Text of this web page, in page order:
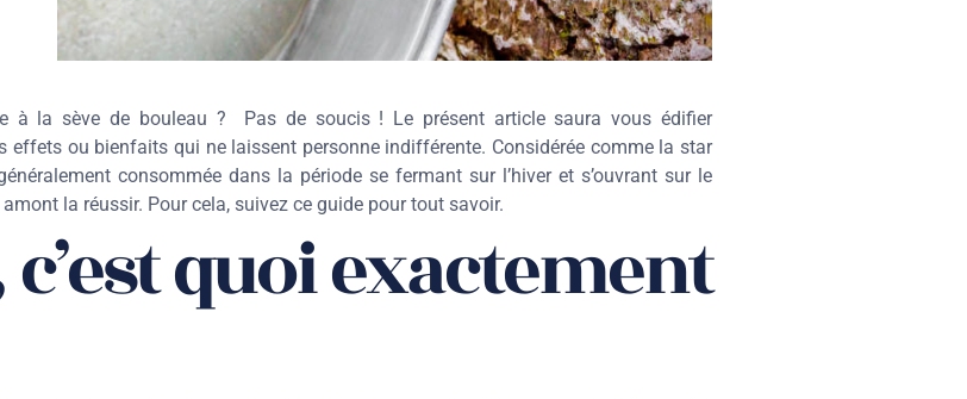
à la sève de bouleau ? Pas de soucis ! Le présent article saura vous édifier
ou bienfaits qui ne laissent personne indifférente. Considérée comme la star
consommée dans la période se fermant sur l’hiver et s’ouvrant sur le
la réussir. Pour cela, suivez ce guide pour tout savoir.
quoi exactement